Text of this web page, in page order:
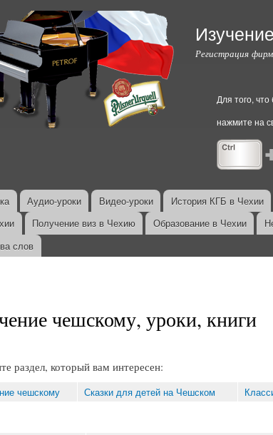
Перейти к
основному
содержанию
Регистрация
Для того,
нажмите на
Аудио-уроки Видео-уроки История КГБ в Чехии
Получение виз в Чехию Образование в Чехии
слов
чешскому, уроки, книги
раздел, который вам интересен:
чешскому Сказки для детей на Чешском